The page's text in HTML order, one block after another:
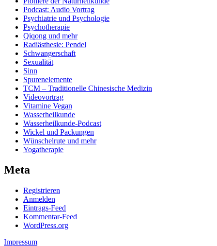
Podcast: Audio Vortrag
Psychiatrie und Psychologie
Psychotherapie
Qiqong und mehr
Radiästhesie: Pendel
Schwangerschaft
Sexualität
Sinn
Spurenelemente
TCM – Traditionelle Chinesische Medizin
Videovortrag
Vitamine Vegan
Wasserheilkunde
Wasserheilkunde-Podcast
Wickel und Packungen
Wünschelrute und mehr
Yogatherapie
Meta
Registrieren
Anmelden
Eintrags-Feed
Kommentar-Feed
WordPress.org
Impressum